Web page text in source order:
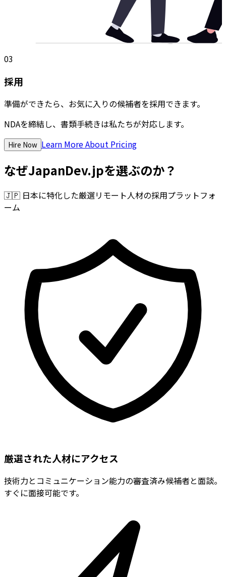
03
採用
準備ができたら、お気に入りの候補者を採用できます。
NDAを締結し、書類手続きは私たちが対応します。
Hire Now Learn More About Pricing
なぜJapanDev.jpを選ぶのか？
🇯🇵 日本に特化した厳選リモート人材の採用プラットフォ
ーム
厳選された人材にアクセス
技術力とコミュニケーション能力の審査済み候補者と面談。
すぐに面接可能です。